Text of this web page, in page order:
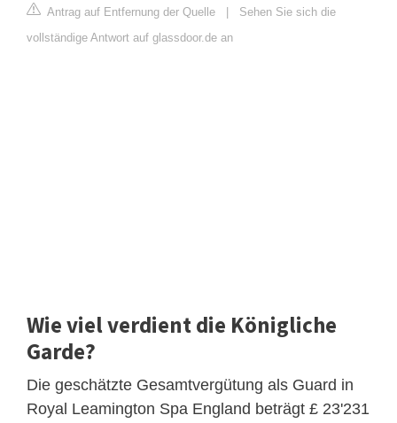
Antrag auf Entfernung der Quelle
Sehen Sie sich die
vollständige Antwort auf glassdoor.de an
Wie viel verdient die Königliche
Garde?
Die geschätzte Gesamtvergütung als Guard in
Royal Leamington Spa England beträgt £ 23'231